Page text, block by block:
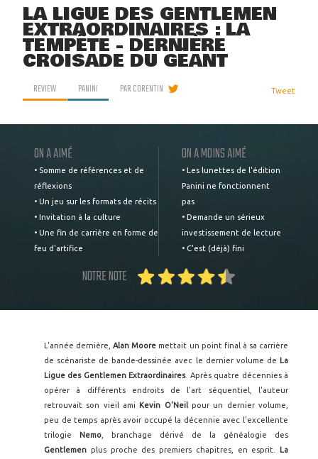
LA LIGUE DES GENTLEMEN
EXTRAORDINAIRES : LA
TEMPÊTE - DERNIÈRE
CROISADE DU GÉANT
REVIEW PANINI PARCORENTIN Tweet
ON A AIMÉ
• Somme de références et de
réflexions
• Un jeu sur les formats de récits
• Invitation à la culture
• Une fin de carrière en forme de
feu d'artifice
ON A MOINS AIMÉ
• Les lunettes de l'édition
Panini ne fonctionnent
pas
• Demande un sérieux
investissement de lecture
• C'est (déjà) fini
NOTRE NOTE
L'année dernière,Alan Moore mettait un point final à sa carrière
de scénariste de bande-dessinée avec le dernier volume de La
Ligue des Gentlemen Extraordinaires. Après quatre décennies à
opérer à différents endroits de l'art séquentiel, l'auteur
retrouvait son vieil ami Kevin O'Neilpour un dernier volume,
peu de temps après avoir occupé la décennie avec l'excellente
trilogie Nemo , branchage dérivé de la généalogie des
Gentlemen plus proche des premiers chapitres, en esprit. La